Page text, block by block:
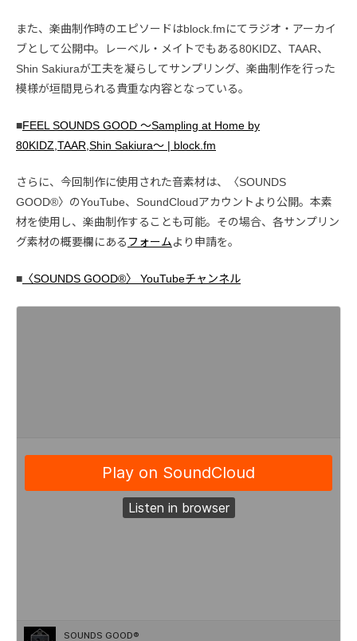
また、楽曲制作時のエピソードはblock.fmにてラジオ・アーカイ
ブとして公開中。レーベル・メイトでもある80KIDZ、TAAR、
Shin Sakiuraが工夫を凝らしてサンプリング、楽曲制作を行った
模様が垣間見られる貴重な内容となっている。
■FEEL SOUNDS GOOD ～Sampling at Home by
80KIDZ,TAAR,Shin Sakiura～ | block.fm
さらに、今回制作に使用された音素材は、〈SOUNDS
GOOD®〉のYouTube、SoundCloudアカウントより公開。本素
材を使用し、楽曲制作することも可能。その場合、各サンプリン
グ素材の概要欄にある フォームより申請を。
■ 〈SOUNDS GOOD®〉 YouTubeチャンネル